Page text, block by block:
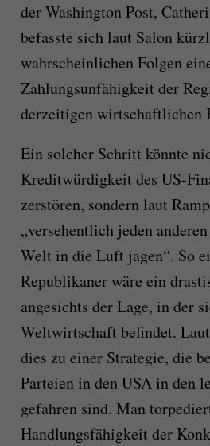
der Washington Post,
befasste sich laut Salon
wahrscheinlichen Folgen
Zahlungsunfähigkeit der
derzeitigen wirtschaftlichen
Ein solcher Schritt könnte
Kreditwürdigkeit des US-
zerstören, sondern laut
„versehentlich jeden
Welt in die Luft jagen“. So
Republikaner wäre ein
angesichts der Lage, in der
Weltwirtschaft befindet.
dies zu einer Strategie, die
Parteien in den USA in den
gefahren sind. Man
Handlungsfähigkeit der